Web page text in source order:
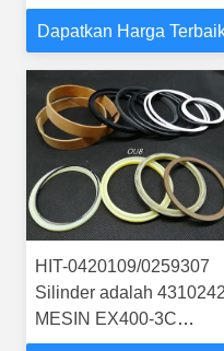
EXCAVATOR
STEERING BOOM
SILINDER HIDROLIK
Dapatkan Harga
HIT-0420109/0259307
Silinder adalah 4310242
MESIN EX400-3C
EXCAVATOR